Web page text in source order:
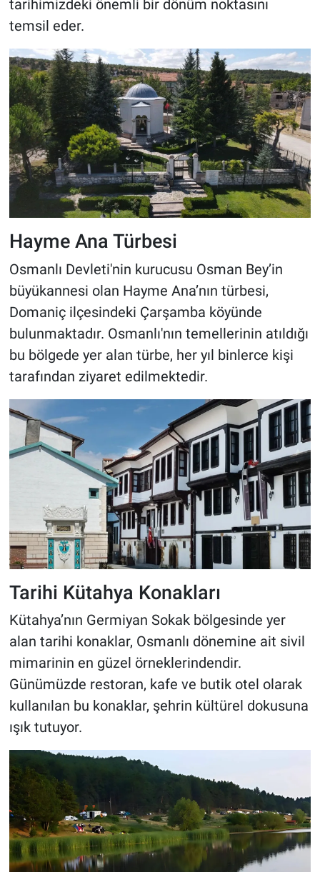
tarihimizdeki önemli bir dönüm noktasını
temsil eder.
Hayme Ana Türbesi
Osmanlı Devleti'nin kurucusu Osman Bey’in
büyükannesi olan Hayme Ana’nın türbesi,
Domaniç ilçesindeki Çarşamba köyünde
bulunmaktadır. Osmanlı'nın temellerinin atıldığı
bu bölgede yer alan türbe, her yıl binlerce kişi
tarafından ziyaret edilmektedir.
Tarihi Kütahya Konakları
Kütahya’nın Germiyan Sokak bölgesinde yer
alan tarihi konaklar, Osmanlı dönemine ait sivil
mimarinin en güzel örneklerindendir.
Günümüzde restoran, kafe ve butik otel olarak
kullanılan bu konaklar, şehrin kültürel dokusuna
ışık tutuyor.